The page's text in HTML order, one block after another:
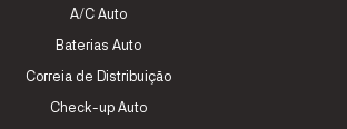
A/C Auto
Baterias Auto
Correia de Distribuição
Check-up Auto